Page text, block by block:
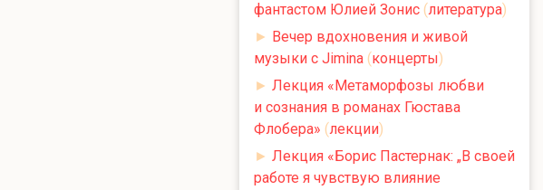
фантастом Юлией Зонис (литература)
► Вечер вдохновения и живой
музыки с Jimina (концерты)
► Лекция «Метаморфозы любви
и сознания в романах Гюстава
Флобера» (лекции)
► Лекция «Борис Пастернак: „В своей
работе я чувствую влияние